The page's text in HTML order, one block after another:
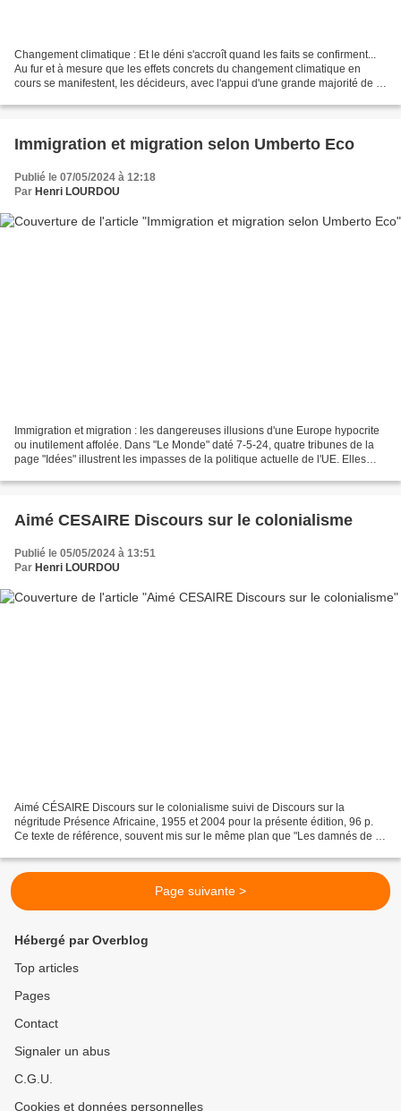
Changement climatique : Et le déni s'accroît quand les faits se confirment...
Au fur et à mesure que les effets concrets du changement climatique en
cours se manifestent, les décideurs, avec l'appui d'une grande majorité de la
Immigration et migration selon Umberto Eco
Publié le 07/05/2024 à 12:18
Par Henri LOURDOU
Immigration et migration : les dangereuses illusions d'une Europe hypocrite
ou inutilement affolée. Dans "Le Monde" daté 7-5-24, quatre tribunes de la
page "Idées" illustrent les impasses de la politique actuelle de l'UE. Elles
Aimé CESAIRE Discours sur le colonialisme
Publié le 05/05/2024 à 13:51
Par Henri LOURDOU
Aimé CÉSAIRE Discours sur le colonialisme suivi de Discours sur la
négritude Présence Africaine, 1955 et 2004 pour la présente édition, 96 p.
Ce texte de référence, souvent mis sur le même plan que "Les damnés de la
Page suivante >
Hébergé par Overblog
Top articles
Pages
Contact
Signaler un abus
C.G.U.
Cookies et données personnelles